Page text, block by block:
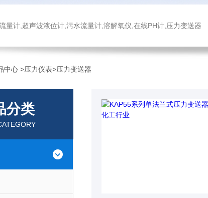
量计,超声波液位计,污水流量计,溶解氧仪,在线PH计,压力变送器
中心 >压力仪表>压力变送器
分类